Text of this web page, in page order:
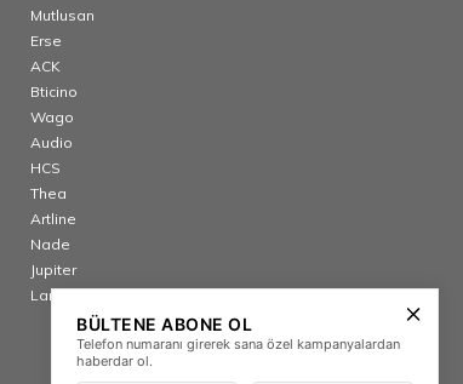
Mutlusan
Erse
ACK
Bticino
Wago
Audio
HCS
Thea
Artline
Nade
Jupiter
Lamptime
BÜLTENE ABONE OL
Telefon numaranı girerek sana özel kampanyalardan
haberdar ol.